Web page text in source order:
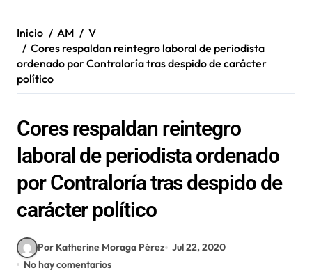
Inicio AM
V
Cores respaldan reintegro laboral de periodista
ordenado por Contraloría tras despido de carácter
político
Cores respaldan reintegro
laboral de periodista ordenado
por Contraloría tras despido de
carácter político
Por Katherine Moraga Pérez
Jul 22, 2020
No hay comentarios